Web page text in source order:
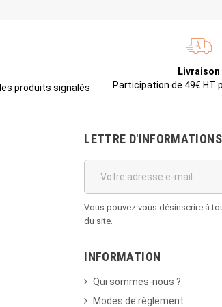
produits signalés
Livraison
Participation de 49€ HT
LETTRE D'INFORMATIONS
Vous pouvez vous désinscrire à
du site.
INFORMATION
Qui sommes-nous ?
Modes de règlement